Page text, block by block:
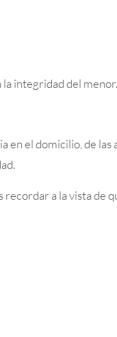
la integridad del menor.
en el domicilio, de las
a la vista de